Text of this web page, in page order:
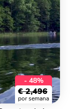
- 48%
€ 2,496
por semana